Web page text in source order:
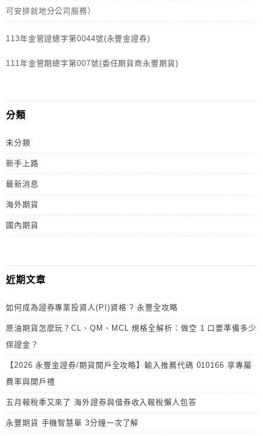
可安排就地分公司服務）
113年金管證總字第0044號(永豐金證券)
111年金管期總字第007號(委任期貨商永豐期貨)
分類
未分類
新手上路
最新消息
海外期貨
國內期貨
近期文章
如何成為證券專業投資人(PI)資格 ? 永豐全攻略
原油期貨怎麼玩？CL、QM、MCL 規格全解析：做空 1 口要準備多少
保證金？
【2026 永豐金證券/期貨開戶全攻略】輸入推薦代碼 010166 享專屬
費率與開戶禮
五月報稅季又來了 海外證券與借券收入報稅懶人包答
永豐期貨 手機智慧單 3分鐘一次了解